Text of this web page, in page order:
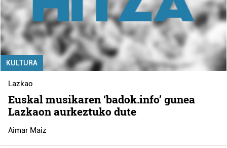
KULTURA
Lazkao
Euskal musikaren ‘badok.info’ gunea
Lazkaon aurkeztuko dute
Aimar Maiz